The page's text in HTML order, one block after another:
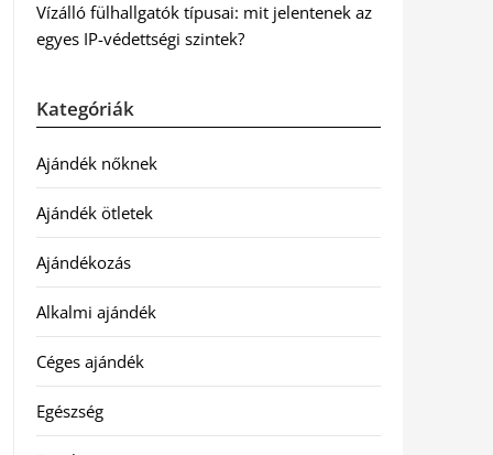
Vízálló fülhallgatók típusai: mit jelentenek az
egyes IP-védettségi szintek?
Kategóriák
Ajándék nőknek
Ajándék ötletek
Ajándékozás
Alkalmi ajándék
Céges ajándék
Egészség